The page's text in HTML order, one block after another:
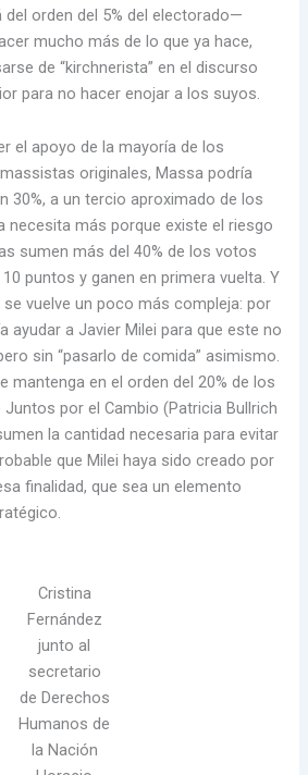
orden del 5% del electorado—
mucho más de lo que ya hace,
de “kirchnerista” en el discurso
para no hacer enojar a los suyos.
el apoyo de la mayoría de los
originales, Massa podría
30%, a un tercio aproximado de los
necesita más porque existe el riesgo
sumen más del 40% de los votos
puntos y ganen en primera vuelta. Y
vuelve un poco más compleja: por
ayudar a Javier Milei para que este no
sin “pasarlo de comida” asimismo.
mantenga en el orden del 20% de los
por el Cambio (Patricia Bullrich
la cantidad necesaria para evitar
que Milei haya sido creado por
finalidad, que sea un elemento
Cristina
Fernández
junto al
secretario
de Derechos
Humanos de
la Nación